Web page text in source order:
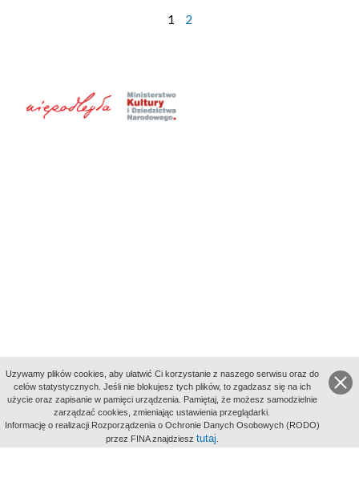
1 2
aktywności
Uzywamy plików cookies, aby ułatwić Ci korzystanie z naszego serwisu oraz do
celów statystycznych. Jeśli nie blokujesz tych plików, to zgadzasz się na ich
użycie oraz zapisanie w pamięci urządzenia. Pamiętaj, że możesz samodzielnie
zarządzać cookies, zmieniając ustawienia przeglądarki.
Informację o realizacji Rozporządzenia o Ochronie Danych Osobowych (RODO)
przez FINA znajdziesz tutaj